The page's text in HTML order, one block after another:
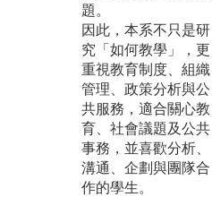
題。
因此，本系不只是研
究「如何教學」，更
重視教育制度、組織
管理、政策分析與公
共服務，適合關心教
育、社會議題及公共
事務，並喜歡分析、
溝通、企劃與團隊合
作的學生。